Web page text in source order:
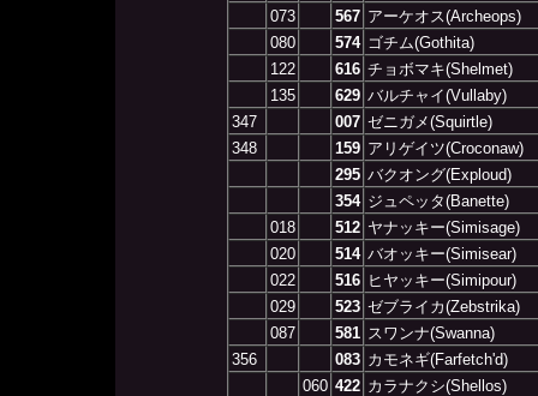
073
567 アーケオス(Archeops)
080
574 ゴチム(Gothita)
122
616 チョボマキ(Shelmet)
135
629 バルチャイ(Vullaby)
347
007 ゼニガメ(Squirtle)
348
159 アリゲイツ(Croconaw)
295 バクオング(Exploud)
354 ジュペッタ(Banette)
018
512 ヤナッキー(Simisage)
020
514 バオッキー(Simisear)
022
516 ヒヤッキー(Simipour)
029
523 ゼブライカ(Zebstrika)
087
581 スワンナ(Swanna)
356
083 カモネギ(Farfetch'd)
060 422 カラナクシ(Shellos)